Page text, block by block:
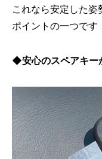
これなら安定した姿
ポイントの一つです
◆安心のスペアキー